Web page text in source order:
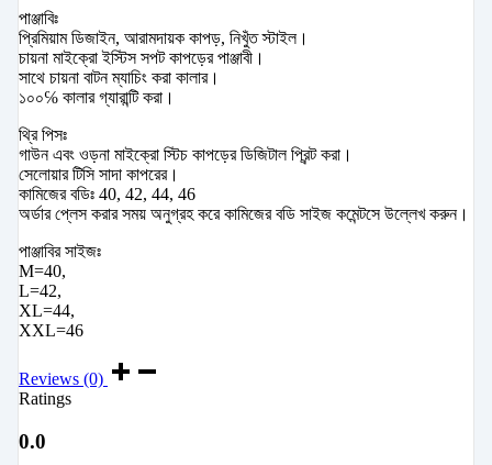
পাঞ্জাবিঃ
প্রিমিয়াম ডিজাইন, আরামদায়ক কাপড়, নিখুঁত স্টাইল।
চায়না মাইক্রো ইস্টিস সপট কাপড়ের পাঞ্জাবী।
সাথে চায়না বাটন ম্যাচিং করা কালার।
১০০℅ কালার গ্যারান্টি করা।
থ্রি পিসঃ
গাউন এবং ওড়না মাইক্রো স্টিচ কাপড়ের ডিজিটাল প্রিন্ট করা।
সেলোয়ার টিসি সাদা কাপরের।
কামিজের বডিঃ 40, 42, 44, 46
অর্ডার প্লেস করার সময় অনুগ্রহ করে কামিজের বডি সাইজ কমেন্টসে উল্লেখ করুন।
পাঞ্জাবির সাইজঃ
M=40,
L=42,
XL=44,
XXL=46
Reviews (0)
Ratings
0.0